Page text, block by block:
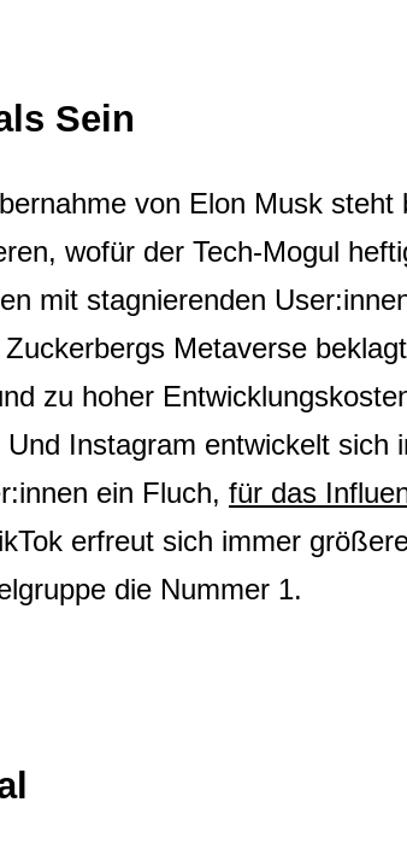
Sein
von Elon Musk
wofür der Tech-Mogul
mit stagnierenden
Metaverse
zu hoher
Und Instagram entwickelt sich
ein Fluch, für das
erfreut sich immer
die Nummer 1.